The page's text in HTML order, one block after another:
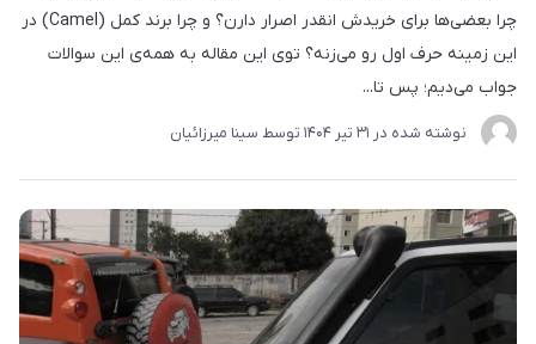
چرا بعضی‌ها برای خریدش انقدر اصرار دارن؟ و چرا برند کمل (Camel) در
این زمینه حرف اول رو می‌زنه؟ توی این مقاله به همه‌ی این سوالات
جواب می‌دیم؛ پس تا...
نوشته شده در 31 تير 1404 توسط سینا میرزائیان